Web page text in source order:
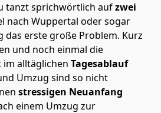
tanzt sprichwörtlich aufzwei
nach Wuppertal oder sogar
erste große Problem. Kurz
und noch einmal die
im alltäglichen Tagesablauf
Umzug sind so nicht
stressigen Neuanfang
einem Umzug zur